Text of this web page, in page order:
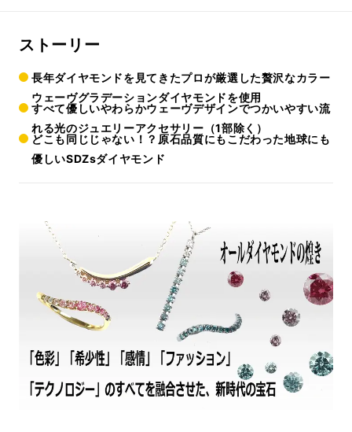
ストーリー
長年ダイヤモンドを見てきたプロが厳選した贅沢なカラー
ウェーヴグラデーションダイヤモンドを使用
すべて優しいやわらかウェーヴデザインでつかいやすい流
れる光のジュエリーアクセサリー（1部除く）
どこも同じじゃない！？原石品質にもこだわった地球にも
優しいSDZsダイヤモンド